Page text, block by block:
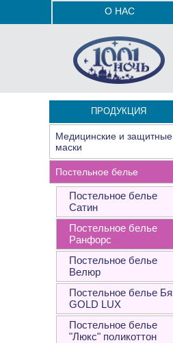
О НАС
ПРОДУКЦИЯ
Медицинские и защитные
маски
Постельное белье
Постельное белье
Сатин
Постельное белье
Ранфорс
Постельное белье
Велюр
Постельное белье
GOLD LUX
Постельное белье
"Люкс" поликоттон